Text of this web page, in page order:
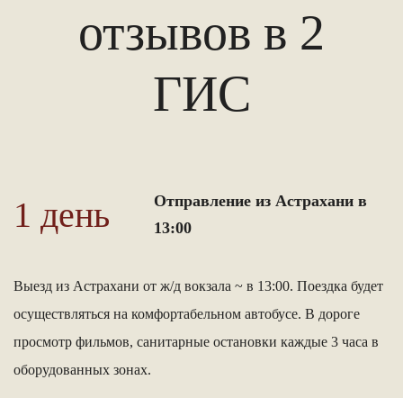
отзывов в 2
ГИС
1 день
Отправление из Астрахани в
13:00
Выезд из Астрахани от ж/д вокзала ~ в 13:00. Поездка будет
осуществляться на комфортабельном автобусе. В дороге
просмотр фильмов, санитарные остановки каждые 3 часа в
оборудованных зонах.